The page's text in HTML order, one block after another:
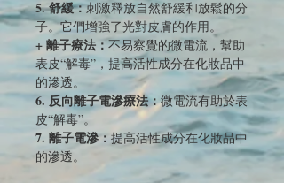
5. 舒緩：刺激釋放自然舒緩和放鬆的分
子。它們增強了光對皮膚的作用。
+ 離子療法：不易察覺的微電流，幫助
表皮“解毒”，提高活性成分在化妝品中
的滲透。
6. 反向離子電滲療法：微電流有助於表
皮“解毒”。
7. 離子電滲： 提高活性成分在化妝品中
的滲透。